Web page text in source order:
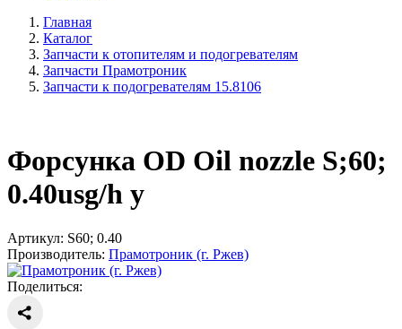
Главная
Каталог
Запчасти к отопителям и подогревателям
Запчасти Прамотроник
Запчасти к подогревателям 15.8106
Форсунка OD Oil nozzle S;60;
0.40usg/h у
Артикул: S60; 0.40
Производитель: Прамотроник (г. Ржев)
Поделиться: